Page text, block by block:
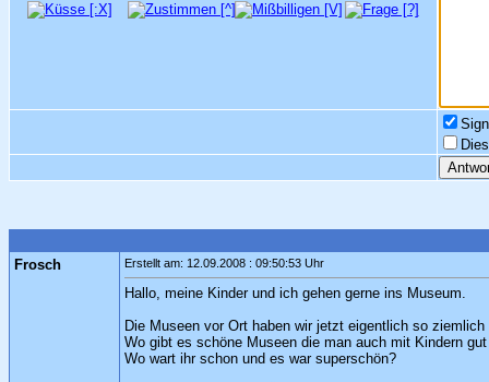
Frosch Erstellt am: 12.09.2008 : 09:50:53 Uhr
Hallo, meine Kinder und ich gehen gerne ins Museum.
Die Museen vor Ort haben wir jetzt eigentlich so ziemlich
Wo gibt es schöne Museen die man auch mit Kindern
Wo wart ihr schon und es war superschön?